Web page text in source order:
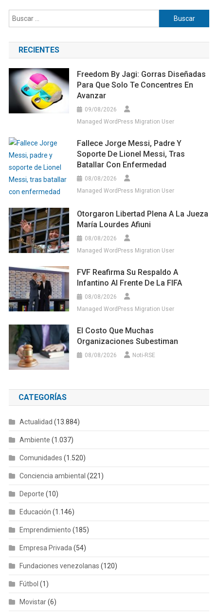
Buscar:
RECIENTES
Freedom By Jagi: Gorras Diseñadas
Para Que Solo Te Concentres En
Avanzar
09/08/2026
Managed WordPress Migration User
Fallece Jorge Messi, Padre Y
Soporte De Lionel Messi, Tras
Batallar Con Enfermedad
08/08/2026
Managed WordPress Migration User
Otorgaron Libertad Plena A La Jueza
María Lourdes Afiuni
08/08/2026
Managed WordPress Migration User
FVF Reafirma Su Respaldo A
Infantino Al Frente De La FIFA
08/08/2026
Managed WordPress Migration User
El Costo Que Muchas
Organizaciones Subestiman
08/08/2026 Noti-RSE
CATEGORÍAS
Actualidad (13.884)
Ambiente (1.037)
Comunidades (1.520)
Conciencia ambiental (221)
Deporte (10)
Educación (1.146)
Emprendimiento (185)
Empresa Privada (54)
Fundaciones venezolanas (120)
Fútbol (1)
Movistar(6)